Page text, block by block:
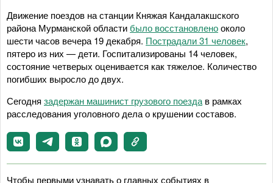
Движение поездов на станции Княжая Кандалакшского
района Мурманской областибыло восстановленооколо
шести часов вечера 19 декабря. Пострадали 31 человек,
пятеро из них — дети. Госпитализированы 14 человек,
состояние четверых оценивается как тяжелое. Количество
погибших выросло до двух.
Сегодня задержан машинист грузового поезда в рамках
расследования уголовного дела о крушении составов.
Чтобы первыми узнавать о главных событиях в